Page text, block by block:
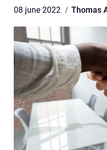
08 june 2022 Thomas